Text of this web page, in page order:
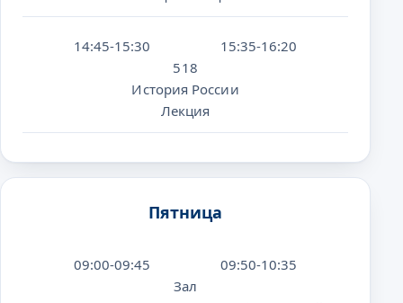
14:45-15:30
15:35-16:20
518
История России
Лекция
Пятница
09:00-09:45
09:50-10:35
Зал